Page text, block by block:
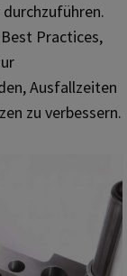
Practices,
Ausfallzeiten
zu verbessern.